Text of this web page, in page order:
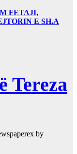
FETAJI,
E SH.A
Tereza
by